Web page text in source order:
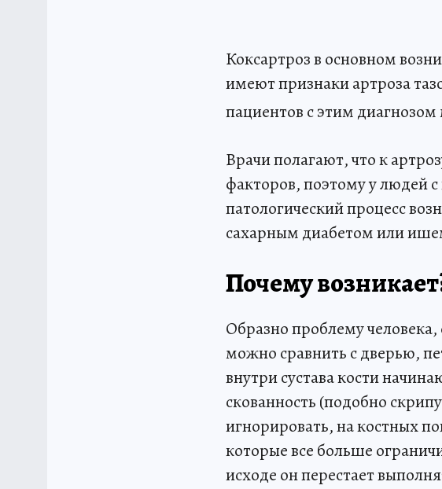
Коксартроз в основном
имеют признаки артроза
пациентов с этим
Врачи полагают, что к
факторов, поэтому у людей
патологический процесс
сахарным диабетом или
Почему
Образно проблему человека,
можно сравнить с дверью,
внутри сустава кости
скованность (подобно
игнорировать, на костных
которые все больше
исходе он перестает